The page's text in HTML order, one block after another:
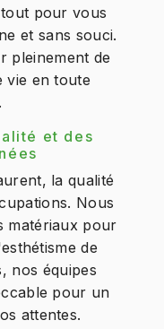
pour vous
et sans souci.
pleinement de
vie en toute
et des
la qualité
Nous
matériaux pour
de
nos équipes
pour un
attentes.